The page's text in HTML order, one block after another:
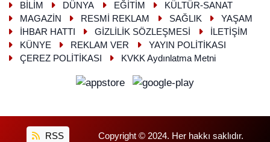
BİLİM
DÜNYA EĞİTİM
KÜLTÜR-SANAT
MAGAZİN
RESMİ REKLAM SAĞLIK
YAŞAM
İHBAR HATTI
GİZLİLİK SÖZLEŞMESİ
İLETİŞİM
KÜNYE
REKLAM VER
YAYIN POLİTİKASI
ÇEREZ POLİTİKASI
KVKK Aydınlatma Metni
RSS Copyright © 2024. Her hakkı saklıdır.